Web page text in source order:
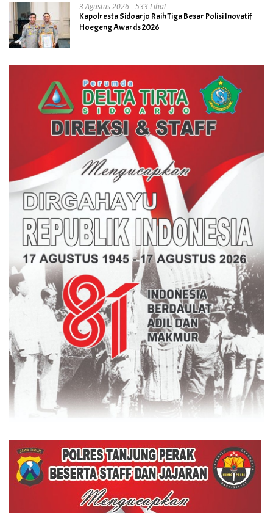
3 Agustus 2026 533 Lihat
Kapolresta Sidoarjo Raih Tiga Besar Polisi Inovatif
Hoegeng Awards 2026